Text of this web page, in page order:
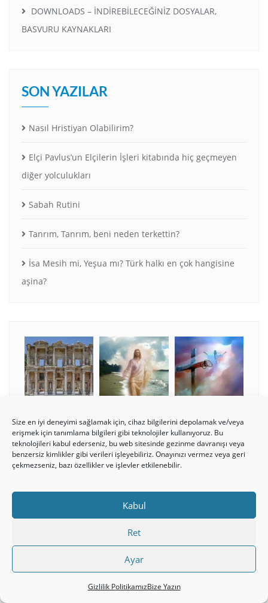
Size en iyi deneyimi sağlamak için, cihaz bilgilerini depolamak ve/veya
erişmek için tanımlama bilgileri gibi teknolojiler kullanıyoruz. Bu
teknolojileri kabul ederseniz, bu web sitesinde gezinme davranışı veya
benzersiz kimlikler gibi verileri işleyebiliriz. Onayınızı vermez veya geri
çekmezseniz, bazı özellikler ve işlevler etkilenebilir.
Kabul
Ret
Ayar
Gizlilik PolitikamızBize Yazın
DOWNLOADS – İNDİREBİLECEĞİNİZ DOSYALAR,
BASVURU KAYNAKLARI
SON YAZILAR
Nasıl Hristiyan Olabilirim?
Elçi Pavlus’un Elçilerin İşleri kitabında hiç geçmeyen
diğer yolculukları
Sabah Rutini
Tanrım, Tanrım, beni neden terkettin?
İsa Mesih mi, Yeşua mı? Türk halkı en çok hangisine
aşina?